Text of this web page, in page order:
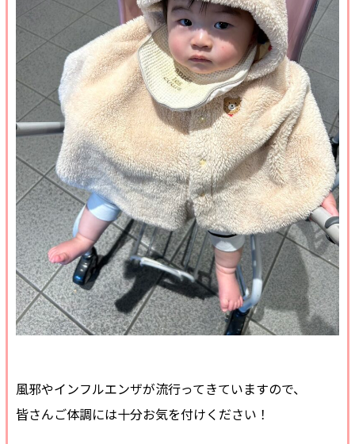
風邪やインフルエンザが流行ってきていますので、
皆さんご体調には十分お気を付けください！